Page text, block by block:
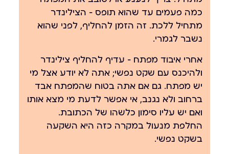
כמה פעמים עד שהוא תופס — הצילינדר
מתחיל ללכת. זה הזמן להחליף, לפני שהוא
נשבר לגמרי.
אחרי איבוד מפתח — עדיף להחליף צילינדר
ולהיכנס עם שקט נפשי; אתה לא יודע אצל מי
יש מפתח. גם אם אתה בטוח שהמפתח אבד
ברחוב ולא נגנב, אי אפשר לדעת מי מצא אותו
ואם יש עליו סימון כלשהו של הכתובת.
החלפת מנעולבמקרה כזה היא השקעה
בשקט נפשי.